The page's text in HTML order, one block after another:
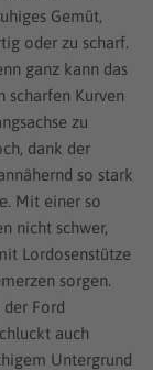
Gemüt,
oder zu scharf.
ganz kann das
scharfen Kurven
zu
dank der
so stark
Mit einer so
nicht schwer,
Lordosenstütze
sorgen.
Ford
auch
Untergrund